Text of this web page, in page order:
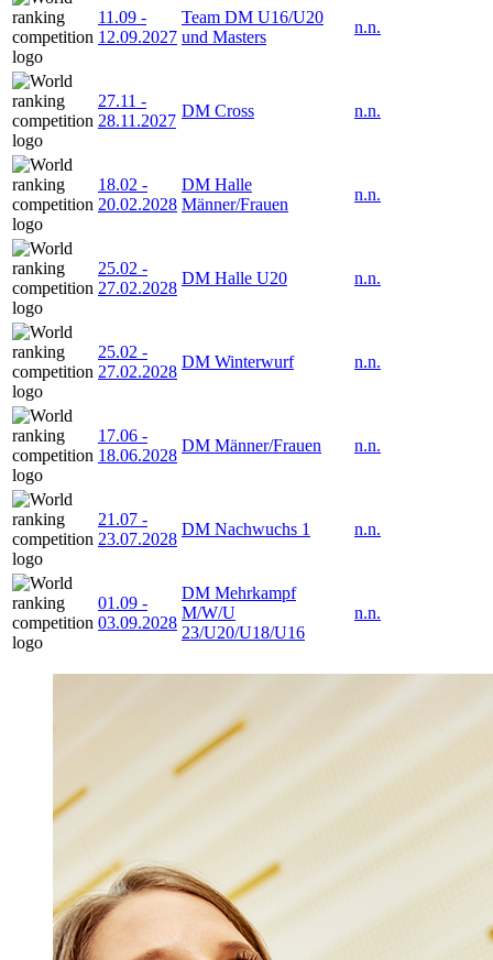
11.09 -
12.09.2027
Team DM U16/U20
und Masters
n.n.
27.11 -
28.11.2027
DM Cross n.n.
18.02 -
20.02.2028
DM Halle
Männer/Frauen
n.n.
25.02 -
27.02.2028
DM Halle U20 n.n.
25.02 -
27.02.2028
DM Winterwurf n.n.
17.06 -
18.06.2028
DM Männer/Frauen n.n.
21.07 -
23.07.2028
DM Nachwuchs 1 n.n.
01.09 -
03.09.2028
DM Mehrkampf
M/W/U
23/U20/U18/U16
n.n.